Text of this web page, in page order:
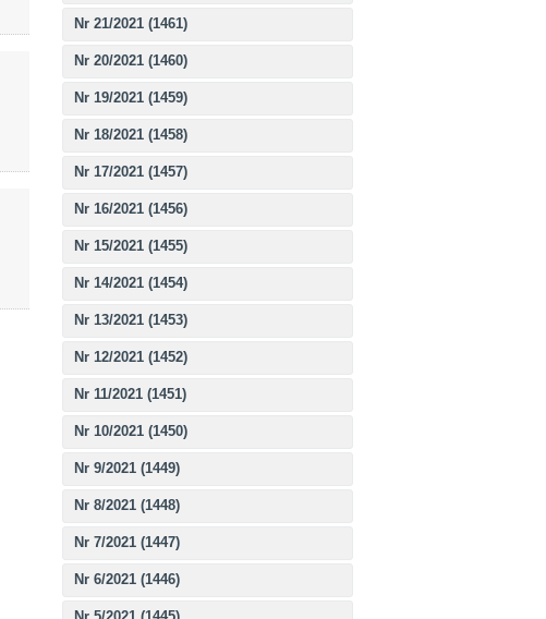
Nr 21/2021 (1461)
Nr 20/2021 (1460)
Nr 19/2021 (1459)
Nr 18/2021 (1458)
Nr 17/2021 (1457)
Nr 16/2021 (1456)
Nr 15/2021 (1455)
Nr 14/2021 (1454)
Nr 13/2021 (1453)
Nr 12/2021 (1452)
Nr 11/2021 (1451)
Nr 10/2021 (1450)
Nr 9/2021 (1449)
Nr 8/2021 (1448)
Nr 7/2021 (1447)
Nr 6/2021 (1446)